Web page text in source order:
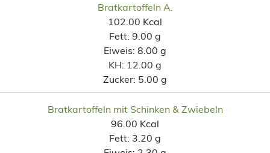
Bratkartoffeln A.
102.00 Kcal
Fett: 9.00 g
Eiweis: 8.00 g
KH: 12.00 g
Zucker: 5.00 g
Bratkartoffeln mit Schinken & Zwiebeln
96.00 Kcal
Fett: 3.20 g